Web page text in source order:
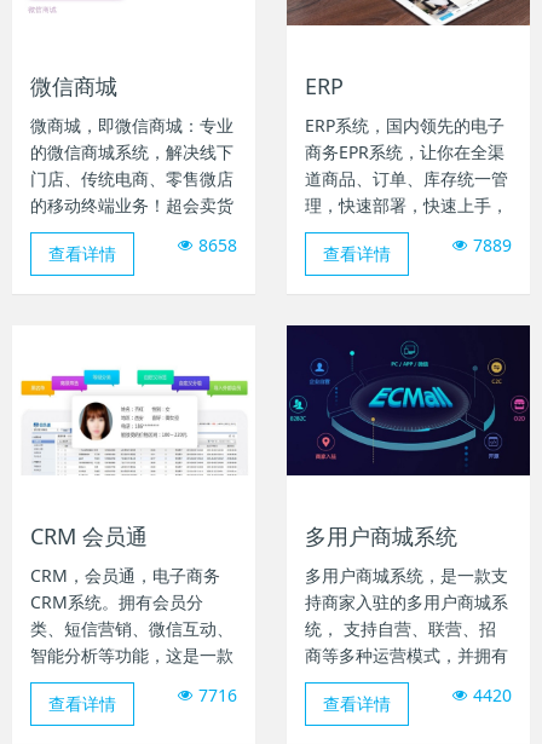
微信商城
微商城，即微信商城：专业
的微信商城系统，解决线下
门店、传统电商、零售微店
的移动终端业务！超会卖货
的移动微商城，玩爆百种营
销推广。
8658
查看详情
ERP
ERP系统，国内领先的电子
商务EPR系统，让你在全渠
道商品、订单、库存统一管
理，快速部署，快速上手，
快速业务处理，为新零售业
务保障赋能的电商ERP。对
理能力，拥有发票、接口授
权等20+个完善配套服务，
满足新零售的线上+线下+物
流需求。
7889
查看详情
CRM 会员通
CRM，会员通，电子商务
CRM系统。拥有会员分
类、短信营销、微信互动、
智能分析等功能，这是一款
专业的电商CRM，符合电
商特征：高效、准确、低成
7716
查看详情
多用户商城系统
多用户商城系统，是一款支
持商家入驻的多用户商城系
统， 支持自营、联营、招
商等多种运营模式，并拥有
零售、批发、团购等多种业
务模式，帮助企业低成本快
4420
查看详情